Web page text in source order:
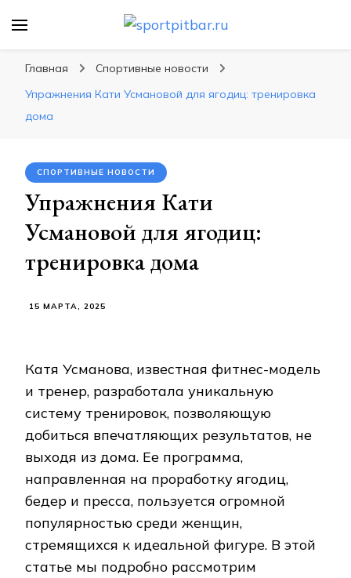
спортивных упражнения, правильные
диеты, программы тренировок
Главная
Спортивные новости
Упражнения Кати Усмановой для ягодиц: тренировка
дома
СПОРТИВНЫЕ НОВОСТИ
Упражнения Кати
Усмановой для ягодиц:
тренировка дома
15 МАРТА, 2025
Катя Усманова, известная фитнес-модель
и тренер, разработала уникальную
систему тренировок, позволяющую
добиться впечатляющих результатов, не
выходя из дома. Ее программа,
направленная на проработку ягодиц,
бедер и пресса, пользуется огромной
популярностью среди женщин,
стремящихся к идеальной фигуре. В этой
статье мы подробно рассмотрим